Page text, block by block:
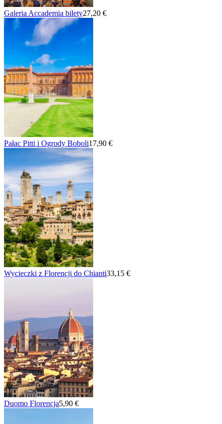
Galeria Accademia bilety27,20 €
Pałac Pitti i Ogrody Boboli17,90 €
Wycieczki z Florencji do Chianti33,15 €
Duomo Florencja5,90 €